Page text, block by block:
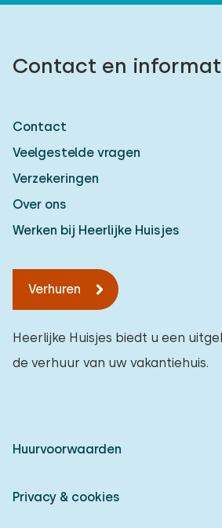
Contact en
Contact
Veelgestelde vragen
Verzekeringen
Over ons
Werken bij Heerlijke Huisjes
Verhuren
Heerlijke Huisjes biedt u een
de verhuur van uw vakantiehuis.
Huurvoorwaarden
Privacy & cookies